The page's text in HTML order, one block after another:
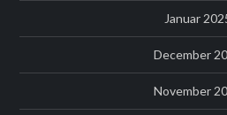
Januar
December
November